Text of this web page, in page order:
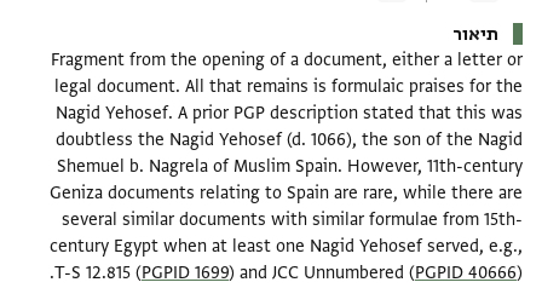
תיאור
Fragment from the opening of a document, either a letter or
legal document. All that remains is formulaic praises for the
Nagid Yehosef. A prior PGP description stated that this was
doubtless the Nagid Yehosef (d. 1066), the son of the Nagid
Shemuel b. Nagrela of Muslim Spain. However, 11th-century
Geniza documents relating to Spain are rare, while there are
several similar documents with similar formulae from 15th-
century Egypt when at least one Nagid Yehosef served, e.g.,
T-S 12.815 (PGPID 1699) and JCC Unnumbered (PGPID 40666).